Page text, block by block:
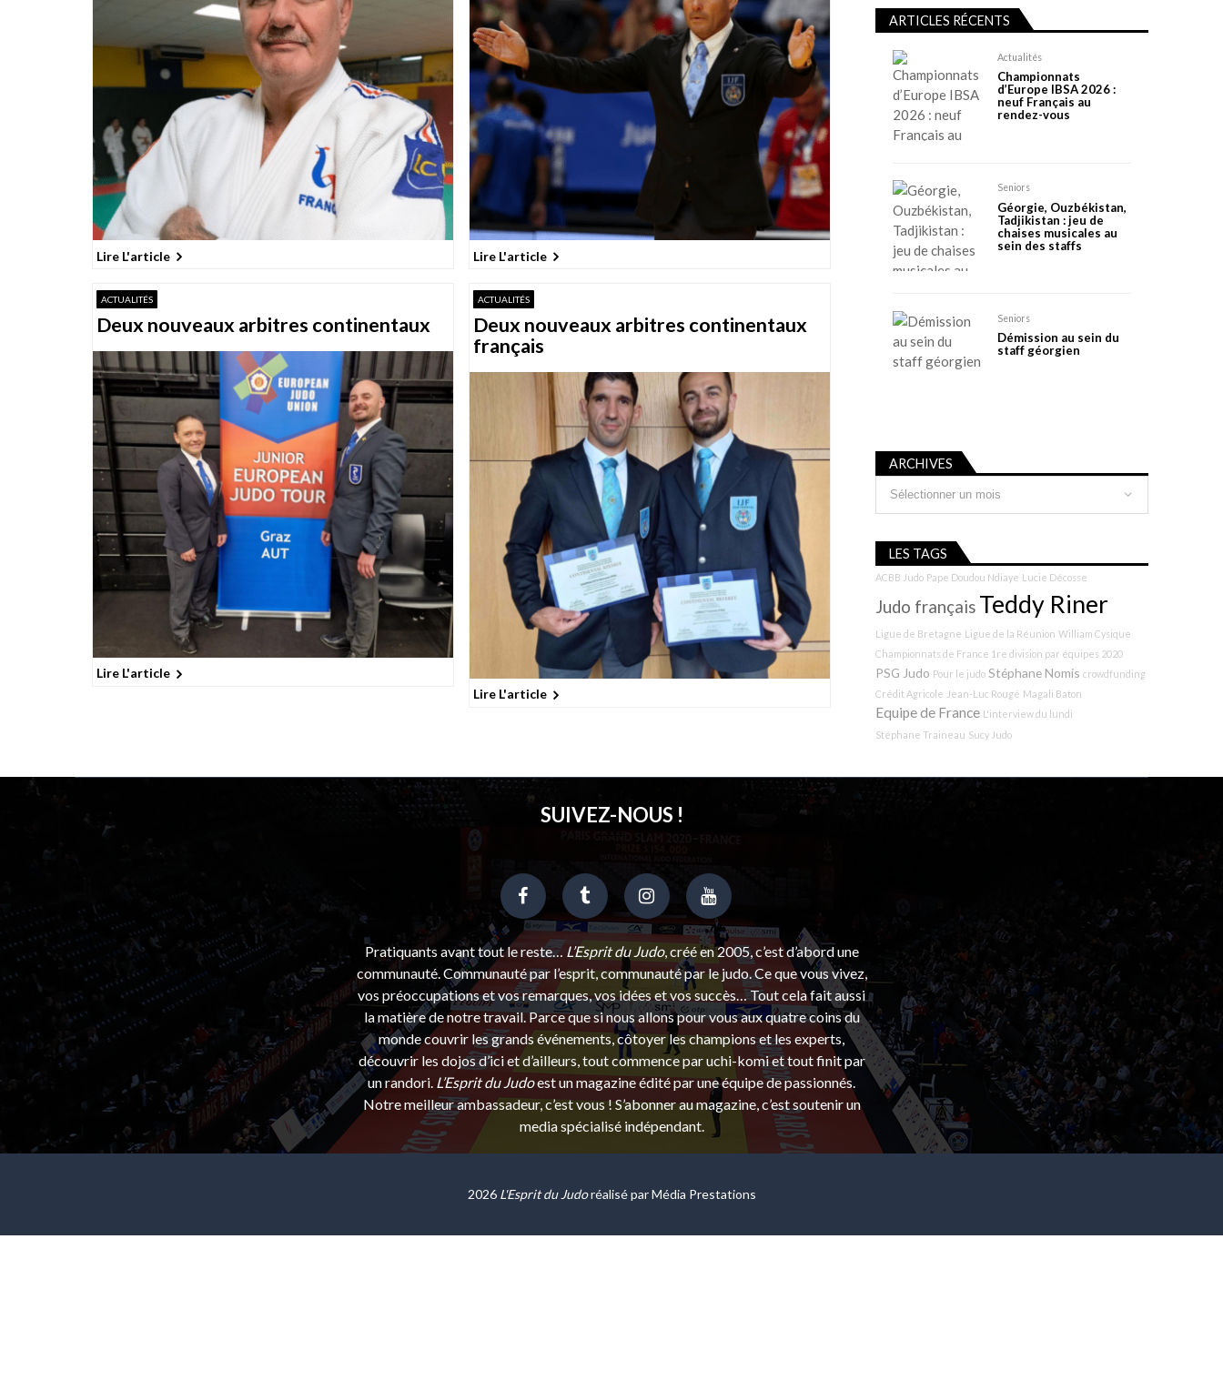
Lire L'article Lire L'article
ACTUALITÉS
Deux nouveaux arbitres continentaux
Lire L'article
ACTUALITÉS
Deux nouveaux arbitres continentaux
français
Lire L'article
ARTICLES RÉCENTS
Actualités
Championnats
d’Europe IBSA 2026 :
neuf Français au
rendez-vous
Seniors
Géorgie, Ouzbékistan,
Tadjikistan : jeu de
chaises musicales au
sein des staffs
Seniors
Démission au sein du
staff géorgien
ARCHIVES
LES TAGS
ACBB Judo Pape Doudou Ndiaye Lucie Décosse
Judo français Teddy Riner
Ligue de Bretagne Ligue de la Réunion William Cysique
Championnats de France 1re division par équipes 2020
PSG Judo Pour le judo Stéphane Nomis crowdfunding
Crédit Agricole Jean-Luc Rougé Magali Baton
Equipe de France L'interview du lundi
Stéphane Traineau Sucy Judo
SUIVEZ-NOUS !
Pratiquants avant tout le reste… L’Esprit du Judo, créé en 2005, c’est d’abord une
communauté. Communauté par l’esprit, communauté par le judo. Ce que vous vivez,
vos préoccupations et vos remarques, vos idées et vos succès… Tout cela fait aussi
la matière de notre travail. Parce que si nous allons pour vous aux quatre coins du
monde couvrir les grands événements, côtoyer les champions et les experts,
découvrir les dojos d’ici et d’ailleurs, tout commence par uchi-komi et tout finit par
un randori. L’Esprit du Judoest un magazine édité par une équipe de passionnés.
Notre meilleur ambassadeur, c’est vous ! S’abonner au magazine, c’est soutenir un
media spécialisé indépendant.
2026 L'Esprit du Judoréalisé parMédia Prestations